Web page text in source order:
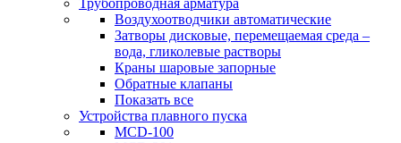
Трубопроводная арматура
Воздухоотводчики автоматические
Затворы дисковые, перемещаемая среда –
вода, гликолевые растворы
Краны шаровые запорные
Обратные клапаны
Показать все
Устройства плавного пуска
MCD-100